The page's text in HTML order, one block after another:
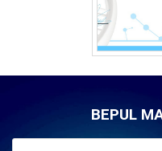
BEPUL